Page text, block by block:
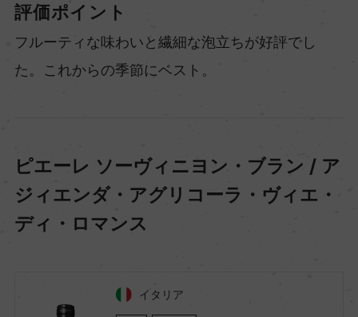
評価ポイント
フルーティな味わいと繊細な泡立ちが好評でし
た。これからの季節にベスト。
ピエーレ ソーヴィニヨン・ブラン / ア
ジィエンダ・アグリコーラ・ヴィエ・
ディ・ロマンス
イタリア